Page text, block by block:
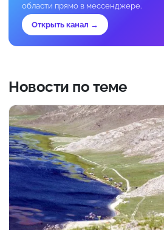
области прямо в мессенджере.
Открыть канал →
Новости по теме